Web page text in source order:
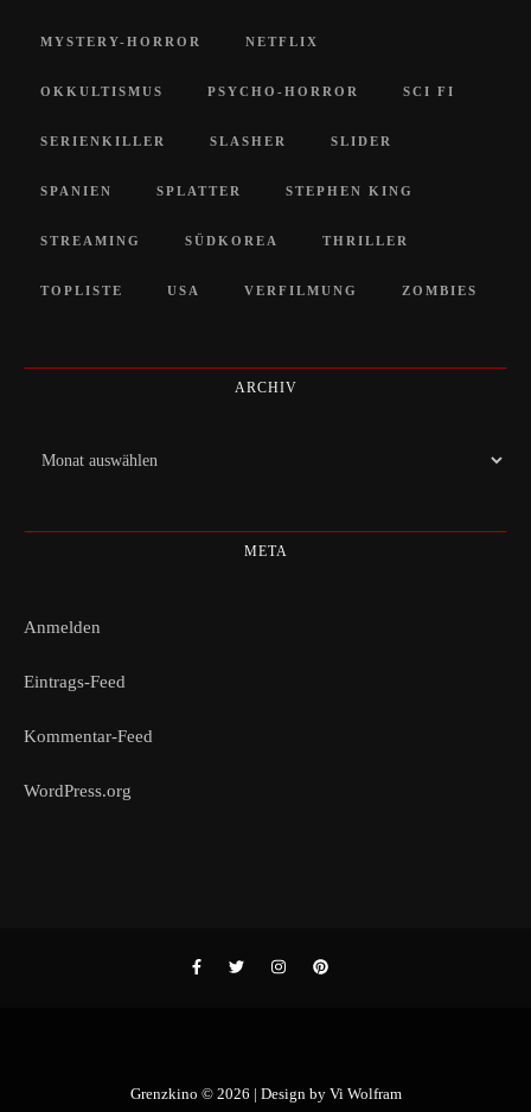
MYSTERY-HORROR NETFLIX
OKKULTISMUS PSYCHO-HORROR SCI FI
SERIENKILLER SLASHER SLIDER
SPANIEN SPLATTER STEPHEN KING
STREAMING SÜDKOREA THRILLER
TOPLISTE USA VERFILMUNG ZOMBIES
ARCHIV
Archiv
META
Anmelden
Eintrags-Feed
Kommentar-Feed
WordPress.org
Grenzkino © 2026 | Design by Vi Wolfram